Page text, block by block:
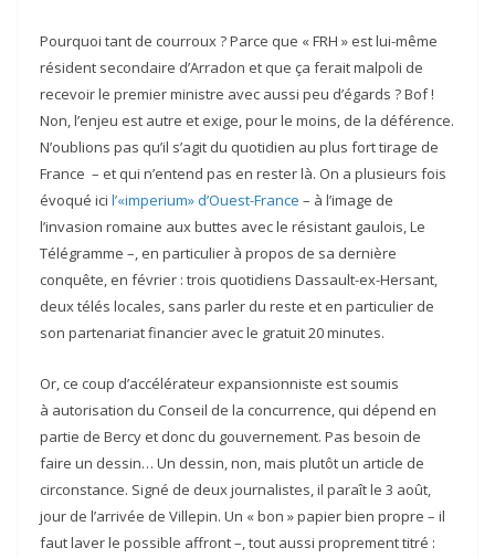
Pourquoi tant de courroux ? Parce que « FRH » est lui-même
résident secondaire d’Arradon et que ça ferait malpoli de
recevoir le premier ministre avec aussi peu d’égards ? Bof !
Non, l’enjeu est autre et exige, pour le moins, de la déférence.
N’oublions pas qu’il s’agit du quotidien au plus fort tirage de
France – et qui n’entend pas en rester là. On a plusieurs fois
évoqué ici l’«imperium» d’Ouest-France – à l’image de
l’invasion romaine aux buttes avec le résistant gaulois, Le
Télégramme –, en particulier à propos de sa dernière
conquête, en février : trois quotidiens Dassault-ex-Hersant,
deux télés locales, sans parler du reste et en particulier de
son partenariat financier avec le gratuit 20 minutes.
Or, ce coup d’accélérateur expansionniste est soumis
à autorisation du Conseil de la concurrence, qui dépend en
partie de Bercy et donc du gouvernement. Pas besoin de
faire un dessin… Un dessin, non, mais plutôt un article de
circonstance. Signé de deux journalistes, il paraît le 3 août,
jour de l’arrivée de Villepin. Un « bon » papier bien propre – il
faut laver le possible affront –, tout aussi proprement titré :